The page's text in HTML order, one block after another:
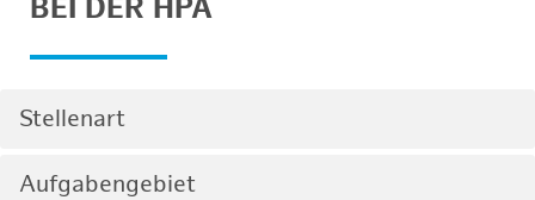
BEI DER HPA
Stellenart
Aufgabengebiet